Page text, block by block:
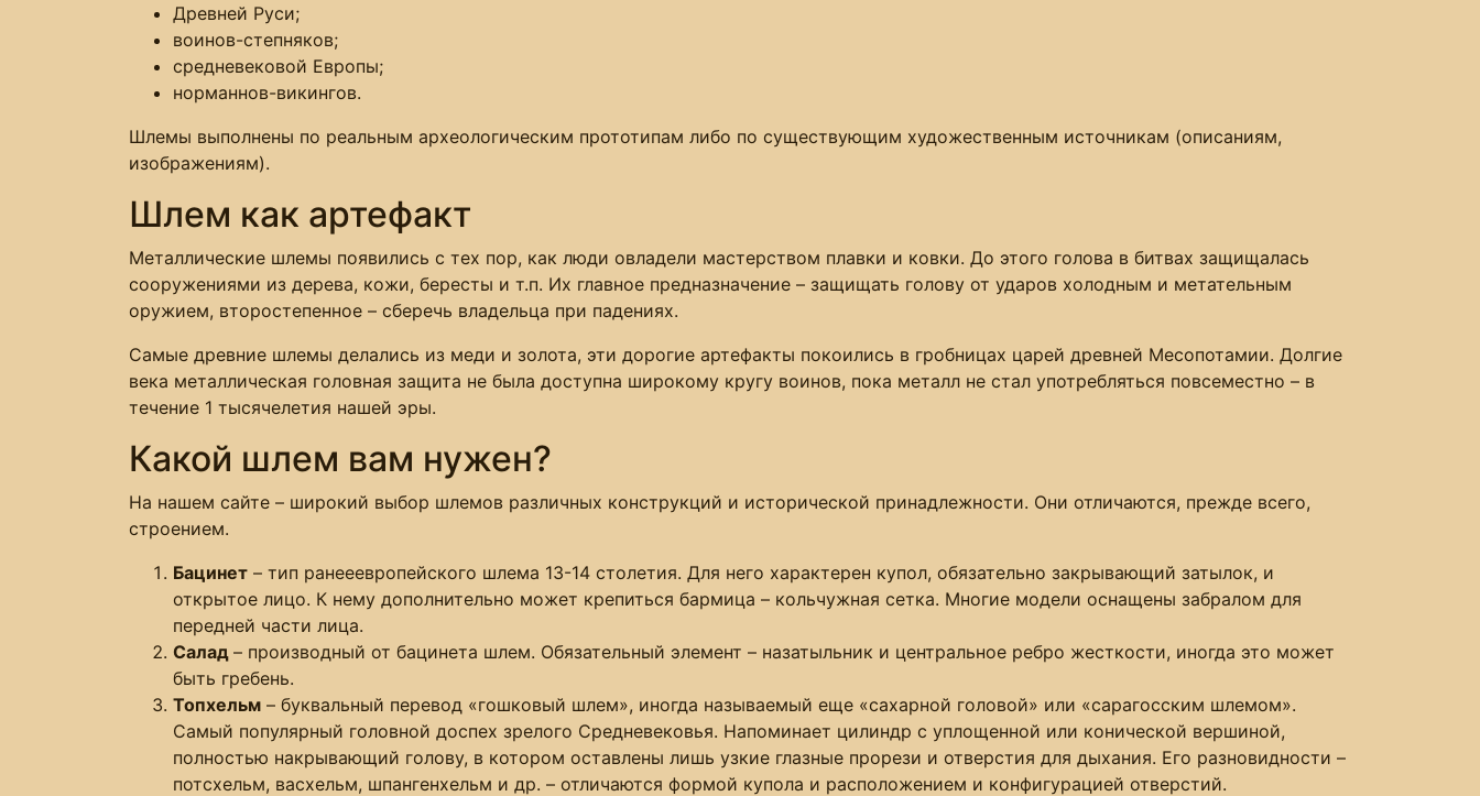
Древней Руси;
воинов-степняков;
средневековой Европы;
норманнов-викингов.
Шлемы выполнены по реальным археологическим прототипам либо по существующим художественным источникам (описаниям,
изображениям).
Шлем как артефакт
Металлические шлемы появились с тех пор, как люди овладели мастерством плавки и ковки. До этого голова в битвах защищалась
сооружениями из дерева, кожи, бересты и т.п. Их главное предназначение – защищать голову от ударов холодным и метательным
оружием, второстепенное – сберечь владельца при падениях.
Самые древние шлемы делались из меди и золота, эти дорогие артефакты покоились в гробницах царей древней Месопотамии. Долгие
века металлическая головная защита не была доступна широкому кругу воинов, пока металл не стал употребляться повсеместно – в
течение 1 тысячелетия нашей эры.
Какой шлем вам нужен?
На нашем сайте – широкий выбор шлемов различных конструкций и исторической принадлежности. Они отличаются, прежде всего,
строением.
Бацинет – тип ранееевропейского шлема 13-14 столетия. Для него характерен купол, обязательно закрывающий затылок, и
открытое лицо. К нему дополнительно может крепиться бармица – кольчужная сетка. Многие модели оснащены забралом для
передней части лица.
Салад – производный от бацинета шлем. Обязательный элемент – назатыльник и центральное ребро жесткости, иногда это может
быть гребень.
Топхельм – буквальный перевод «гошковый шлем», иногда называемый еще «сахарной головой» или «сарагосским шлемом».
Самый популярный головной доспех зрелого Средневековья. Напоминает цилиндр с уплощенной или конической вершиной,
полностью накрывающий голову, в котором оставлены лишь узкие глазные прорези и отверстия для дыхания. Его разновидности –
потсхельм, васхельм, шпангенхельм и др. – отличаются формой купола и расположением и конфигурацией отверстий.